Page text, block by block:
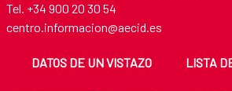
Tel. +34 900 20 30 54
centro.informacion@aecid.es
DATOS DE UN VISTAZO LISTA